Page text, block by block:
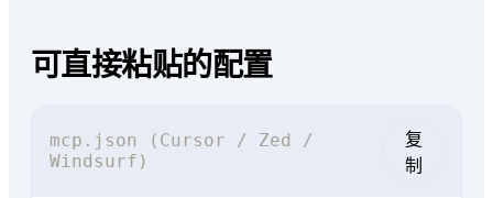
可直接粘贴的配置
mcp.json (Cursor / Zed /
Windsurf)
复
制